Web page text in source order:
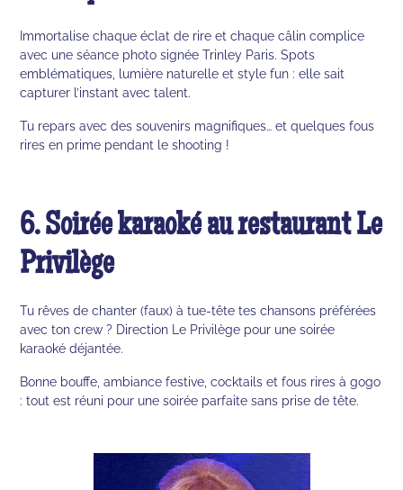
Immortalise chaque éclat de rire et chaque câlin complice
avec une séance photo signée Trinley Paris. Spots
emblématiques, lumière naturelle et style fun : elle sait
capturer l’instant avec talent.
Tu repars avec des souvenirs magnifiques… et quelques fous
rires en prime pendant le shooting !
6. Soirée karaoké au restaurant Le
Privilège
Tu rêves de chanter (faux) à tue-tête tes chansons préférées
avec ton crew ? Direction Le Privilège pour une soirée
karaoké déjantée.
Bonne bouffe, ambiance festive, cocktails et fous rires à gogo
: tout est réuni pour une soirée parfaite sans prise de tête.